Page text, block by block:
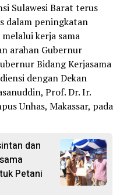
Sulawesi Barat terus
dalam peningkatan
kerja sama
arahan Gubernur
Bidang Kerjasama
dengan Dekan
Prof. Dr. Ir.
Unhas, Makassar, pada
dan
Petani